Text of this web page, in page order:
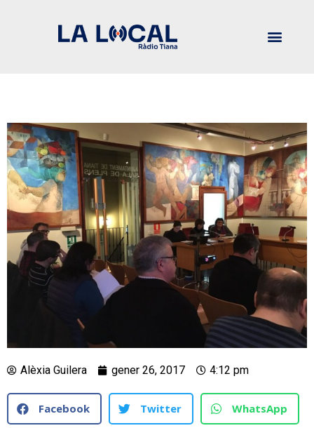
Alèxia Guilera gener 26, 2017 4:12 pm
Facebook Twitter WhatsApp